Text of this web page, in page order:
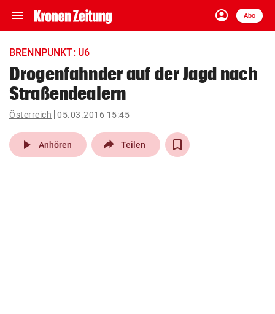
menu Navigation
ein-/ausklappen
account_circle
Anmelden
Abo
close Schließen
account_circle Anmelden
pin_drop
Wien arrow_right
BRENNPUNKT: U6
Drogenfahnder auf der Jagd nach
Straßendealern
Österreich 05.03.2016 15:45
play_arrow Anhören Teilen